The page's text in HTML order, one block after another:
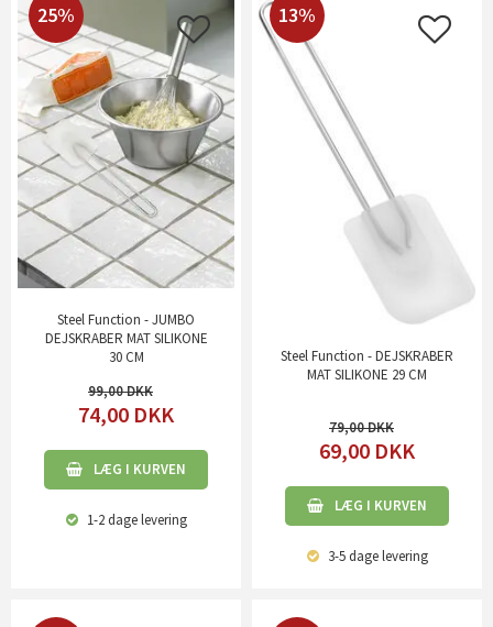
25%
Steel Function - JUMBO
DEJSKRABER MAT SILIKONE
30 CM
99,00
74,00 DKK
LÆG I KURVEN
1-2 dagelevering
13%
Steel Function - DEJSKRABER
MAT SILIKONE 29 CM
79,00
69,00 DKK
LÆG I KURVEN
3-5 dagelevering